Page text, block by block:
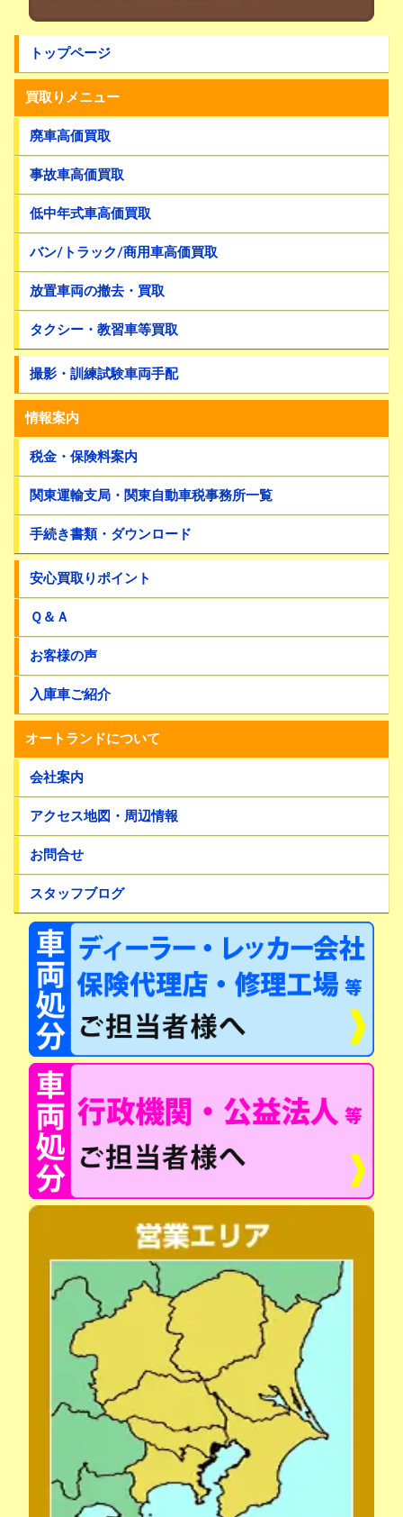
トップページ
買取りメニュー
廃車高価買取
事故車高価買取
低中年式車高価買取
バン/トラック/商用車高価買取
放置車両の撤去・買取
タクシー・教習車等買取
撮影・訓練試験車両手配
情報案内
税金・保険料案内
関東運輸支局・関東自動車税事務所一覧
手続き書類・ダウンロード
安心買取りポイント
Ｑ＆Ａ
お客様の声
入庫車ご紹介
オートランドについて
会社案内
アクセス地図・周辺情報
お問合せ
スタッフブログ